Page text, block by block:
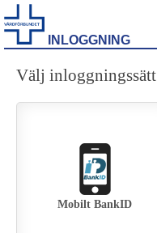
INLOGGNING
Välj inloggningssätt
Mobilt BankID